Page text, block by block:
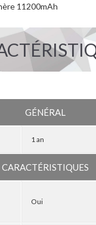
11200mAh
GÉNÉRAL
1 an
CARACTÉRISTIQUES
Oui